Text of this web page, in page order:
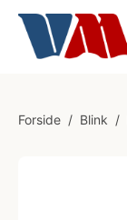
Forside / Blink /